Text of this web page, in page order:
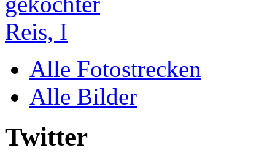
Alle Fotostrecken
Alle Bilder
Twitter